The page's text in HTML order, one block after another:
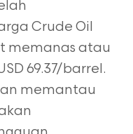
Crude Oil
memanas atau
69.37/barrel.
memantau